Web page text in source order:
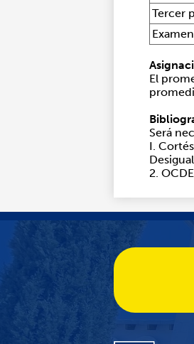
Tercer
El
Será
I.
2.
Yellow
Quicklinks